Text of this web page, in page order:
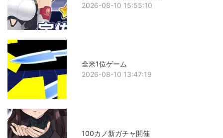
2026-08-10 15:55:10
全米1位ゲーム
2026-08-10 13:47:19
100カノ新ガチャ開催